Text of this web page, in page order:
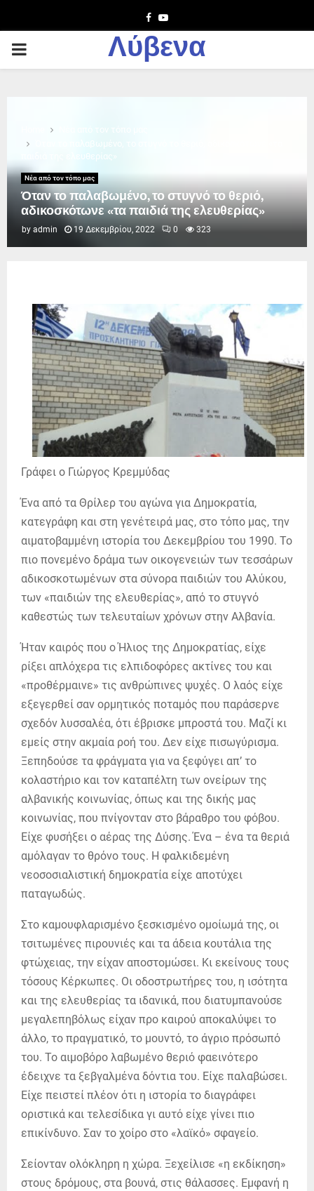
Facebook
Youtube
PRIMARY
Λύβενα
Όταν το παλαβωμένο, το στυγνό το θεριό, αδικοσκότωνε «τα
παιδιά της ελευθερίας»
Νέα από τον τόπο μας
Όταν το παλαβωμένο, το στυγνό το θεριό,
αδικοσκότωνε «τα παιδιά της ελευθερίας»
by admin 19 Δεκεμβρίου, 2022 0 323
Γράφει ο Γιώργος Κρεμμύδας
Ένα από τα Θρίλερ του αγώνα για Δημοκρατία,
κατεγράφη και στη γενέτειρά μας, στο τόπο μας, την
αιματοβαμμένη ιστορία του Δεκεμβρίου του 1990. Το
πιο πονεμένο δράμα των οικογενειών των τεσσάρων
αδικοσκοτωμένων στα σύνορα παιδιών του Αλύκου,
των «παιδιών της ελευθερίας», από το στυγνό
καθεστώς των τελευταίων χρόνων στην Αλβανία.
Ήταν καιρός που ο Ήλιος της Δημοκρατίας, είχε
ρίξει απλόχερα τις ελπιδοφόρες ακτίνες του και
«προθέρμαινε» τις ανθρώπινες ψυχές. Ο λαός είχε
εξεγερθεί σαν ορμητικός ποταμός που παράσερνε
σχεδόν λυσσαλέα, ότι έβρισκε μπροστά του. Μαζί κι
εμείς στην ακμαία ροή του. Δεν είχε πισωγύρισμα.
Ξεπηδούσε τα φράγματα για να ξεφύγει απ’ το
κολαστήριο και τον καταπέλτη των ονείρων της
αλβανικής κοινωνίας, όπως και της δικής μας
κοινωνίας, που πνίγονταν στο βάραθρο του φόβου.
Είχε φυσήξει ο αέρας της Δύσης. Ένα – ένα τα θεριά
αμόλαγαν το θρόνο τους. Η φαλκιδεμένη
νεοσοσιαλιστική δημοκρατία είχε αποτύχει
παταγωδώς.
Στο καμουφλαρισμένο ξεσκισμένο ομοίωμά της, οι
τσιτωμένες πιρουνιές και τα άδεια κουτάλια της
φτώχειας, την είχαν αποστομώσει. Κι εκείνους τους
τόσους Κέρκωπες. Οι οδοστρωτήρες του, η ισότητα
και της ελευθερίας τα ιδανικά, που διατυμπανούσε
μεγαλεπηβόλως είχαν προ καιρού αποκαλύψει το
άλλο, το πραγματικό, το μουντό, το άγριο πρόσωπό
του. Το αιμοβόρο λαβωμένο θεριό φαεινότερο
έδειχνε τα ξεβγαλμένα δόντια του. Είχε παλαβώσει.
Είχε πειστεί πλέον ότι η ιστορία το διαγράφει
οριστικά και τελεσίδικα γι αυτό είχε γίνει πιο
επικίνδυνο. Σαν το χοίρο στο «λαϊκό» σφαγείο.
Σείονταν ολόκληρη η χώρα. Ξεχείλισε «η εκδίκηση»
στους δρόμους, στα βουνά, στις θάλασσες. Εμφανή η